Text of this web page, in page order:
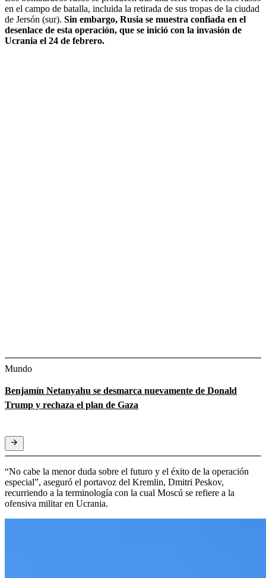
en el campo de batalla, incluida la retirada de sus tropas de la ciudad
de Jersón (sur). Sin embargo, Rusia se muestra confiada en el
desenlace de esta operación, que se inició con la invasión de
Ucrania el 24 de febrero.
Mundo
Benjamín Netanyahu se desmarca nuevamente de Donald
Trump y rechaza el plan de Gaza
“No cabe la menor duda sobre el futuro y el éxito de la operación
especial”, aseguró el portavoz del Kremlin, Dmitri Peskov,
recurriendo a la terminología con la cual Moscú se refiere a la
ofensiva militar en Ucrania.